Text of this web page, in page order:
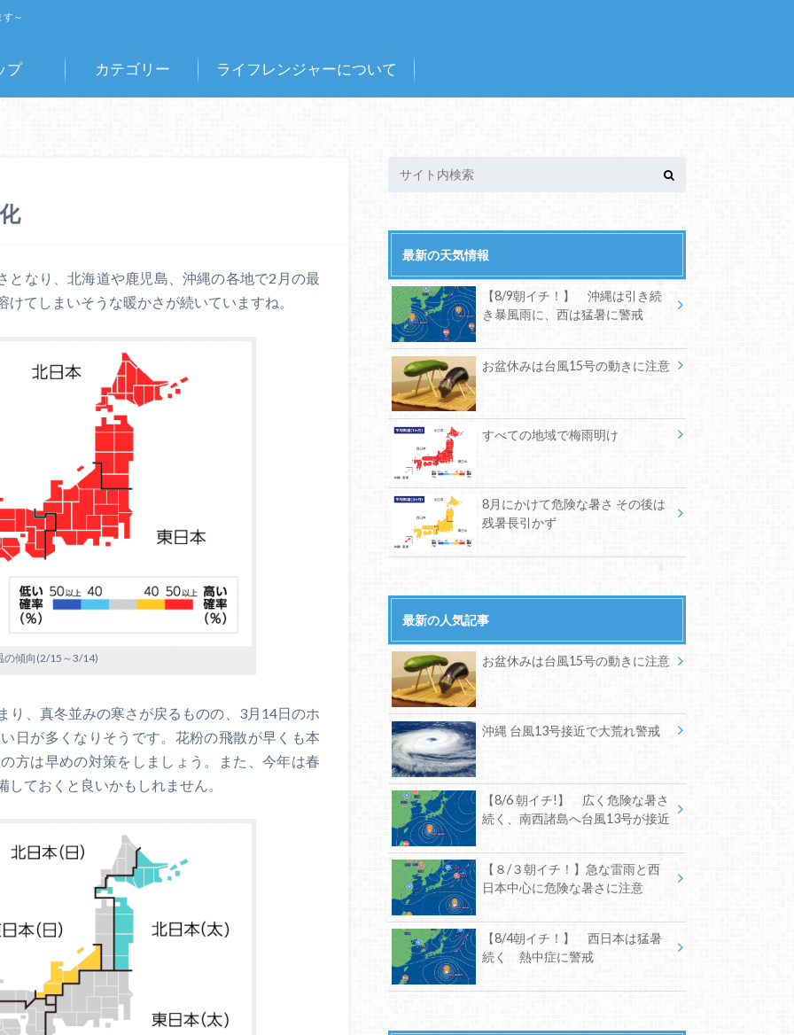
～
プ カテゴリー ライフレンジャーについて
となり、北海道や鹿児島、沖縄の各地で2月の最
てしまいそうな暖かさが続いていますね。
の傾向(2/15～3/14)
り、真冬並みの寒さが戻るものの、3月14日のホ
日が多くなりそうです。花粉の飛散が早くも本
方は早めの対策をしましょう。また、今年は春
ておくと良いかもしれません。
最新の天気情報
【8/9朝イチ！】 沖縄は引き続
き暴風雨に、西は猛暑に警戒
お盆休みは台風15号の動きに注意
すべての地域で梅雨明け
8月にかけて危険な暑さ その後は
残暑長引かず
最新の人気記事
お盆休みは台風15号の動きに注意
沖縄 台風13号接近で大荒れ警戒
【8/6 朝イチ!】 広く危険な暑さ
続く、南西諸島へ台風13号が接近
【８/３朝イチ！】急な雷雨と西
日本中心に危険な暑さに注意
【8/4朝イチ！】 西日本は猛暑
続く 熱中症に警戒